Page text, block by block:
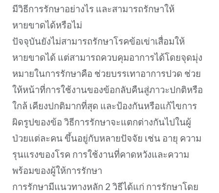
มีวิธีการรักษาอย่างไร และสามารถรักษาให้
หายขาดได้หรือไม่
ปัจจุบันยังไม่สามารถรักษาโรคข้อเข่าเสื่อมให้
หายขาดได้ แต่สามารถควบคุมอาการได้โดยจุดมุ่ง
หมายในการรักษาคือ ช่วยบรรเทาอาการปวด ช่วย
ให้หน้าที่การใช้งานของข้อกลับคืนสู่ภาวะปกติหรือ
ใกล้ เคียงปกติมากที่สุด และป้องกันหรือแก้ไขการ
ผิดรูปของข้อ วิธีการรักษาจะแตกต่างกันไปในผู้
ป่วยแต่ละคน ขึ้นอยู่กับหลายปัจจัย เช่น อายุ ความ
รุนแรงของโรค การใช้งานที่คาดหวังและความ
พร้อมของผู้ให้การรักษา
การรักษามีแนวทางหลัก 2 วิธีได้แก่ การรักษาโดย